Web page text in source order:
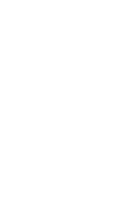
Sozialarbeiter,